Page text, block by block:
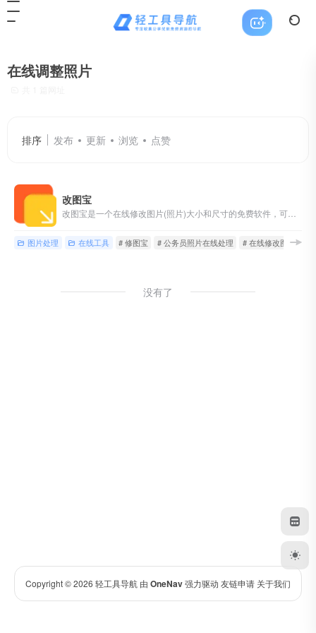
在线调整照片
排序 发布 更新 浏览 点赞
改图宝
图片处理 在线工具 # 修图宝 # 公务员照片在线处理 # 在线修改图片大小
没有了
Copyright © 2026 轻工具导航 由 OneNav强力驱动 友链申请 关于我们